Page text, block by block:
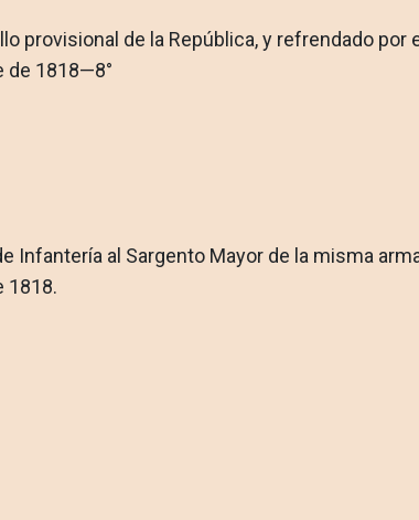
provisional de la República, y re­frendado por
de 1818—8°
Infantería al Sargento Mayor de la misma
1818.